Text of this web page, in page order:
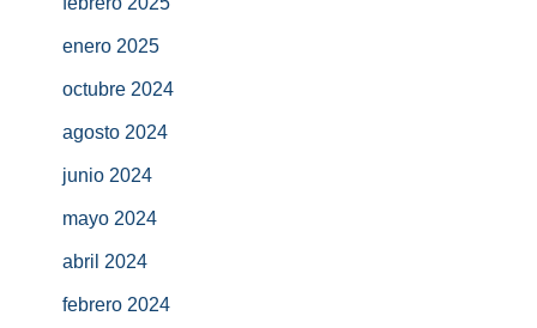
enero 2025
octubre 2024
agosto 2024
junio 2024
mayo 2024
abril 2024
febrero 2024